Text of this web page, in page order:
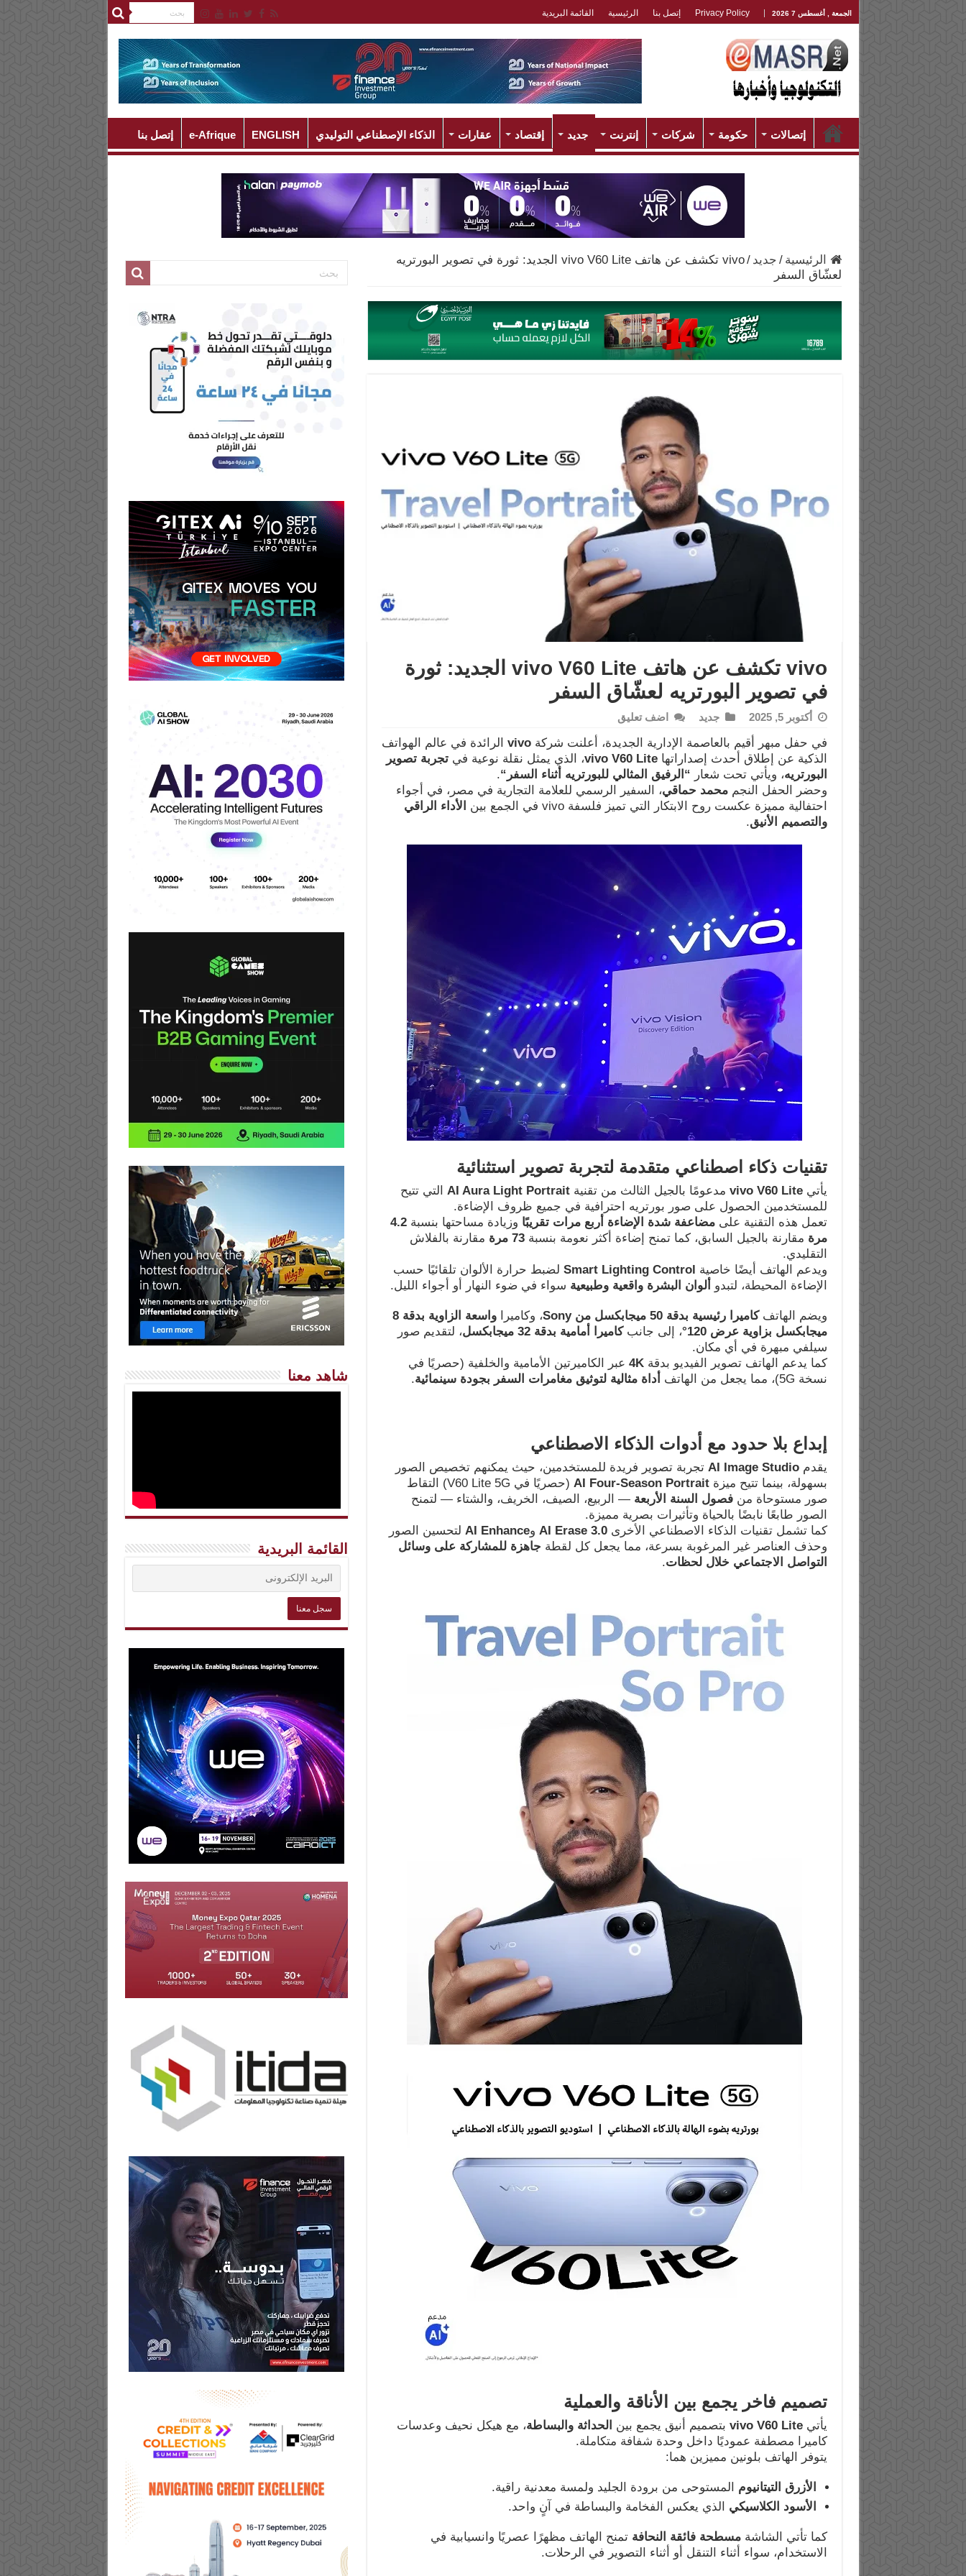
الجمعة , أغسطس 7 2026 Privacy Policy إتصل بنا الرئيسية القائمة البريدية
إتصالات حكومة شركات إنترنت جديد إقتصاد عقارات الذكاء الإصطناعي التوليدي ENGLISH
e-Afrique إتصل بنا
الرئيسية / جديد /
vivo تكشف عن هاتف vivo V60 Lite الجديد: ثورة في تصوير البورتريه
لعشّاق السفر
vivo تكشف عن هاتف vivo V60 Lite الجديد: ثورة
في تصوير البورتريه لعشّاق السفر
أكتوبر 5, 2025 جديد اضف تعليق
في حفل مبهر أقيم بالعاصمة الإدارية الجديدة، أعلنت شركةvivo الرائدة في عالم الهواتف
الذكية عن إطلاق أحدث إصداراتهاvivo V60 Lite، الذي يمثل نقلة نوعية فيتجربة تصوير
البورتريه، ويأتي تحت شعار “ الرفيق المثالي للبورتريه أثناء السفر “
.
وحضر الحفل النجممحمد حماقي، السفير الرسمي للعلامة التجارية في مصر، في أجواء
احتفالية مميزة عكست روح الابتكار التي تميز فلسفة vivo في الجمع بين
الأداء الراقي
والتصميم الأنيق.
تقنيات ذكاء اصطناعي متقدمة لتجربة تصوير استثنائية
يأتيvivo V60 Lite مدعومًا بالجيل الثالث من تقنيةAI Aura Light Portrait التي تتيح
للمستخدمين الحصول على صور بورتريه احترافية في جميع ظروف الإضاءة.
تعمل هذه التقنية علىمضاعفة شدة الإضاءة أربع مرات تقريبًا وزيادة مساحتها بنسبة4.2
مرة مقارنة بالجيل السابق، كما تمنح إضاءة أكثر نعومة بنسبة73 مرة مقارنة بالفلاش
التقليدي.
ويدعم الهاتف أيضًا خاصية Smart Lighting Control لضبط حرارة الألوان تلقائيًا حسب
الإضاءة المحيطة، لتبدو ألوان البشرة واقعية وطبيعية سواء في ضوء النهار أو أجواء الليل.
ويضم الهاتفكاميرا رئيسية بدقة 50 ميجابكسل من Sony ، وكاميرا
واسعة الزاوية بدقة 8
ميجابكسل بزاوية عرض 120
°، إلى جانبكاميرا أمامية بدقة 32 ميجابكسل
، لتقديم صور
سيلفي مبهرة في أي مكان.
كما يدعم الهاتف تصوير الفيديو بدقة4K عبر الكاميرتين الأمامية والخلفية (حصريًا في
نسخة 5G)، مما يجعل من الهاتف
أداة مثالية لتوثيق مغامرات السفر بجودة سينمائية.
إبداع بلا حدود مع أدوات الذكاء الاصطناعي
يقدمAI Image Studio تجربة تصوير فريدة للمستخدمين، حيث يمكنهم تخصيص الصور
بسهولة، بينما تتيح ميزةAI Four-Season Portrait
(حصريًا في V60 Lite 5G) التقاط
صور مستوحاة منفصول السنة الأربعة — الربيع، الصيف، الخريف، والشتاء — لتمنح
الصور طابعًا نابضًا بالحياة وتأثيرات بصرية مميزة.
كما تشمل تقنيات الذكاء الاصطناعي الأخرىAI Erase 3.0 وAI Enhance لتحسين الصور
وحذف العناصر غير المرغوبة بسرعة، مما يجعل كل لقطة جاهزة للمشاركة على وسائل
التواصل الاجتماعي خلال لحظات.
تصميم فاخر يجمع بين الأناقة والعملية
يأتيvivo V60 Lite بتصميم أنيق يجمع بين الحداثة والبساطة، مع هيكل نحيف وعدسات
كاميرا مصطفة عموديًا داخل وحدة شفافة متكاملة.
يتوفر الهاتف بلونين مميزين هما:
الأزرق التيتانيوم المستوحى من برودة الجليد ولمسة معدنية راقية.
الأسود الكلاسيكي الذي يعكس الفخامة والبساطة في آنٍ واحد.
كما تأتي الشاشةمسطحة فائقة النحافة تمنح الهاتف مظهرًا عصريًا وانسيابية في
الاستخدام، سواء أثناء التنقل أو أثناء التصوير في الرحلات.
شاهد معنا
القائمة البريدية